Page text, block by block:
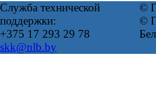
Служба технической
поддержки:
+375 17 293 29 78
skk@nlb.by
©
©